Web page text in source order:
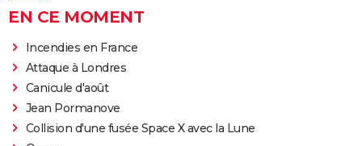
EN CE MOMENT
Incendies en France
Attaque à Londres
Canicule d'août
Jean Pormanove
Collision d'une fusée Space X avec la Lune